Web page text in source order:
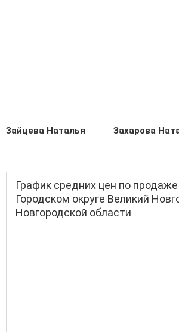
Зайцева Наталья Захарова
График средних цен по продаже
Городском округе Великий
Новгородской области